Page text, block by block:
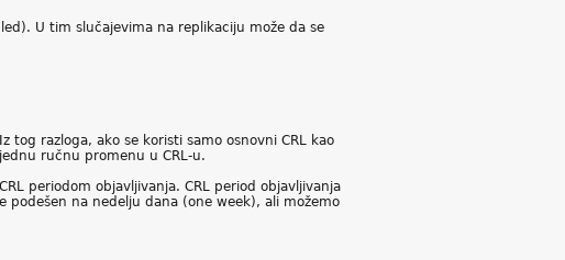
U tim slučajevima na replikaciju može da se
tog razloga, ako se koristi samo osnovni CRL kao
ručnu promenu u CRL-u.
periodom objavljivanja. CRL period objavljivanja
podešen na nedelju dana (one week), ali možemo